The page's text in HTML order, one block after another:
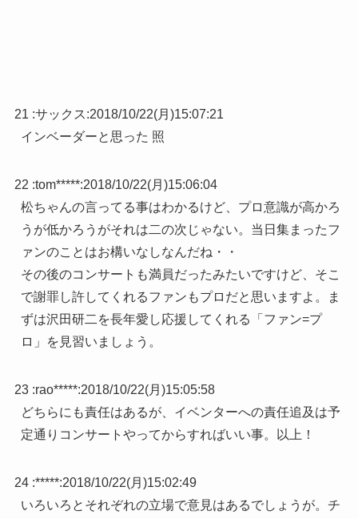
21 :サックス:2018/10/22(月)15:07:21
インベーダーと思った 照
22 :tom*****:2018/10/22(月)15:06:04
松ちゃんの言ってる事はわかるけど、プロ意識が高かろ
うが低かろうがそれは二の次じゃない。当日集まったフ
ァンのことはお構いなしなんだね・・
その後のコンサートも満員だったみたいですけど、そこ
で謝罪し許してくれるファンもプロだと思いますよ。ま
ずは沢田研二を長年愛し応援してくれる「ファン=プ
ロ」を見習いましょう。
23 :rao*****:2018/10/22(月)15:05:58
どちらにも責任はあるが、イベンターへの責任追及は予
定通りコンサートやってからすればいい事。以上！
24 :*****:2018/10/22(月)15:02:49
いろいろとそれぞれの立場で意見はあるでしょうが。チ